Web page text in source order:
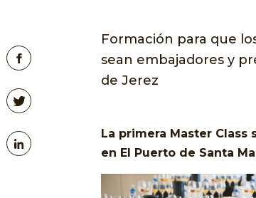
Formación para que
sean embajadores y
de Jerez
La primera Master
en El Puerto de Santa